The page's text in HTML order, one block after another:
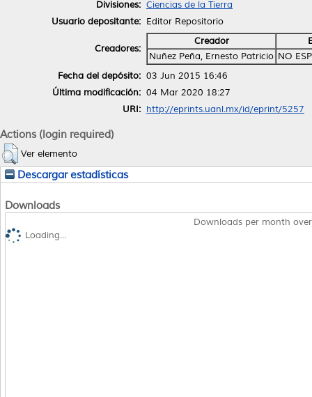
Divisiones: Ciencias de la Tierra
Usuario depositante: Editor Repositorio
Creadores:
Creador
Nuñez Peña, Ernesto Patricio NO
Fecha del depósito: 03 Jun 2015 16:46
Última modificación: 04 Mar 2020 18:27
URI: http://eprints.uanl.mx/id/eprint/5257
Actions (login required)
Ver elemento
Descargar estadísticas
Downloads
Downloads per month
Loading...